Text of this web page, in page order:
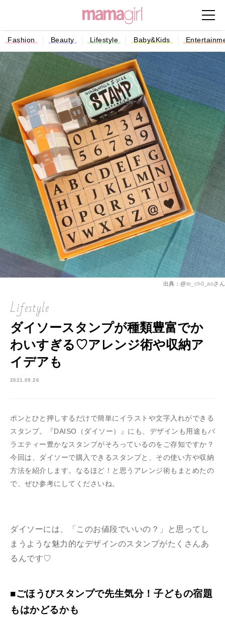
Fashion Beauty Lifestyle Baby&Kids
出典：@te_ch0_aoさん
Lifestyle
ダイソースタンプが種類豊富でか
わいすぎる♡アレンジ術や収納ア
イデアも
2021.09.26
ポンとひと押しするだけで簡単にイラストや文字入れができる
スタンプ。『DAISO（ダイソー）』にも、デザインも用途もバ
ラエティー豊かなスタンプがそろっているのをご存知ですか？
今回は、ダイソーで購入できるスタンプと、その使い方や収納
方法を紹介します。なるほど！と思うアレンジ術もまとめたの
で、ぜひ参考にしてくださいね。
ダイソーには、「このお値段でいいの？」と思ってし
まうような魅力的なデザインのスタンプがたくさんあ
るんです♡
■ごほうびスタンプで先生気分！子どもの宿題
もはかどるかも